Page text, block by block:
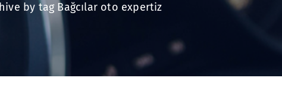
by tag Bağcılar oto expertiz